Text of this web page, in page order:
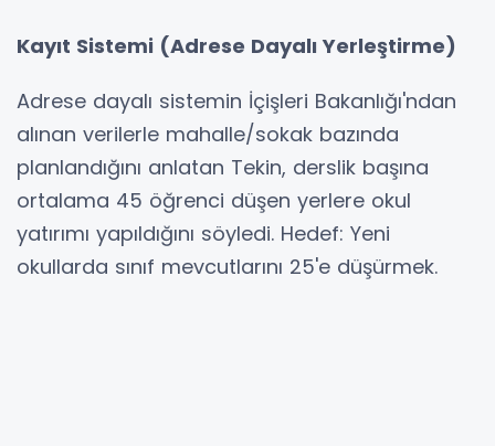
Kayıt Sistemi (Adrese Dayalı Yerleştirme)
Adrese dayalı sistemin İçişleri Bakanlığı'ndan
alınan verilerle mahalle/sokak bazında
planlandığını anlatan Tekin, derslik başına
ortalama 45 öğrenci düşen yerlere okul
yatırımı yapıldığını söyledi. Hedef: Yeni
okullarda sınıf mevcutlarını 25'e düşürmek.